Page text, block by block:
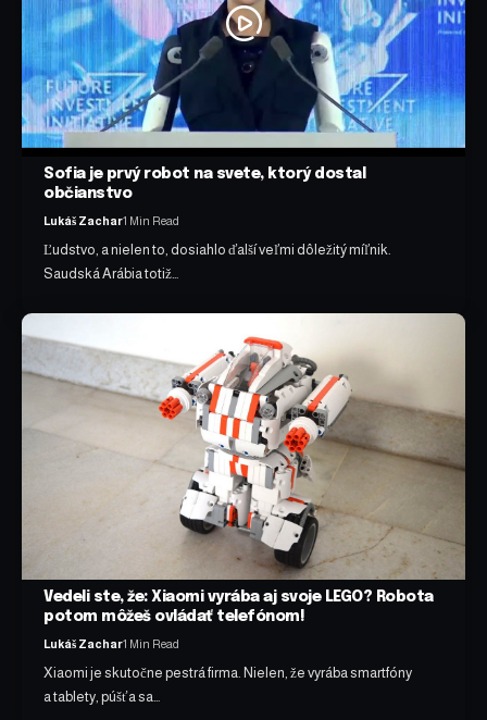
Sofia je prvý robot na svete, ktorý dostal
občianstvo
Lukáš Zachar1 Min Read
Ľudstvo, a nielen to, dosiahlo ďalší veľmi dôležitý míľnik.
Saudská Arábia totiž…
Vedeli ste, že: Xiaomi vyrába aj svoje LEGO? Robota
potom môžeš ovládať telefónom!
Lukáš Zachar1 Min Read
Xiaomi je skutočne pestrá firma. Nielen, že vyrába smartfóny
a tablety, púšťa sa…